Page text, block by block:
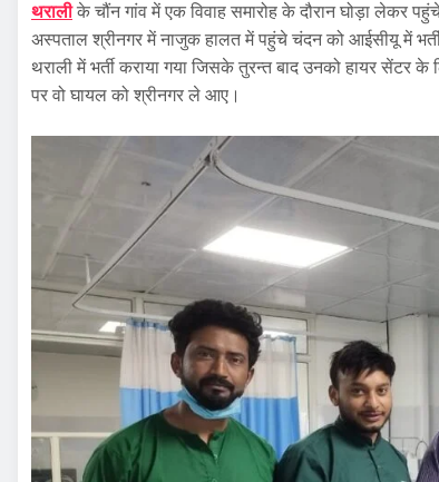
थरालीके चौंन गांव में एक विवाह समारोह के दौरान घोड़ा लेकर
अस्पताल श्रीनगर में नाजुक हालत में पहुंचे चंदन को आईसीयू में
थराली में भर्ती कराया गया जिसके तुरन्त बाद उनको हायर सेंटर
पर वो घायल को श्रीनगर ले आए।